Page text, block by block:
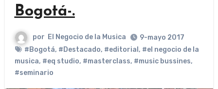
Bogotá-.
por El Negocio de la Musica
9-mayo 2017
#Bogotá, #Destacado, #editorial , #el negocio de la
musica, #eq studio, #masterclass, #music bussines,
#seminario